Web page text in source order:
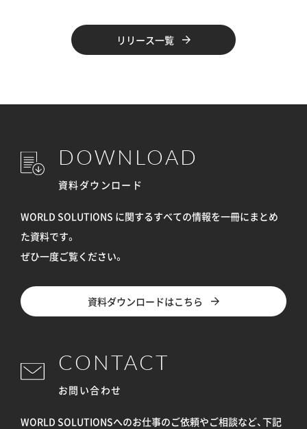
リリース一覧
DOWNLOAD
資料ダウンロード
WORLD SOLUTIONS に関するすべての情報を一冊にまとめ
た資料です。
ぜひ一度ご覧ください。
資料ダウンロードはこちら
CONTACT
お問い合わせ
WORLD SOLUTIONSへのお仕事のご依頼やご相談など、下記